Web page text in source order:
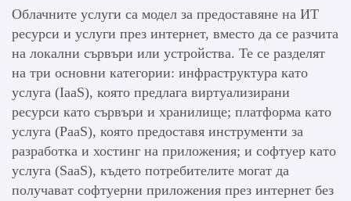
Облачните услуги са модел за предоставяне на ИТ
ресурси и услуги през интернет, вместо да се разчита
на локални сървъри или устройства. Те се разделят
на три основни категории: инфраструктура като
услуга (IaaS), която предлага виртуализирани
ресурси като сървъри и хранилище; платформа като
услуга (PaaS), която предоставя инструменти за
разработка и хостинг на приложения; и софтуер като
услуга (SaaS), където потребителите могат да
получават софтуерни приложения през интернет без